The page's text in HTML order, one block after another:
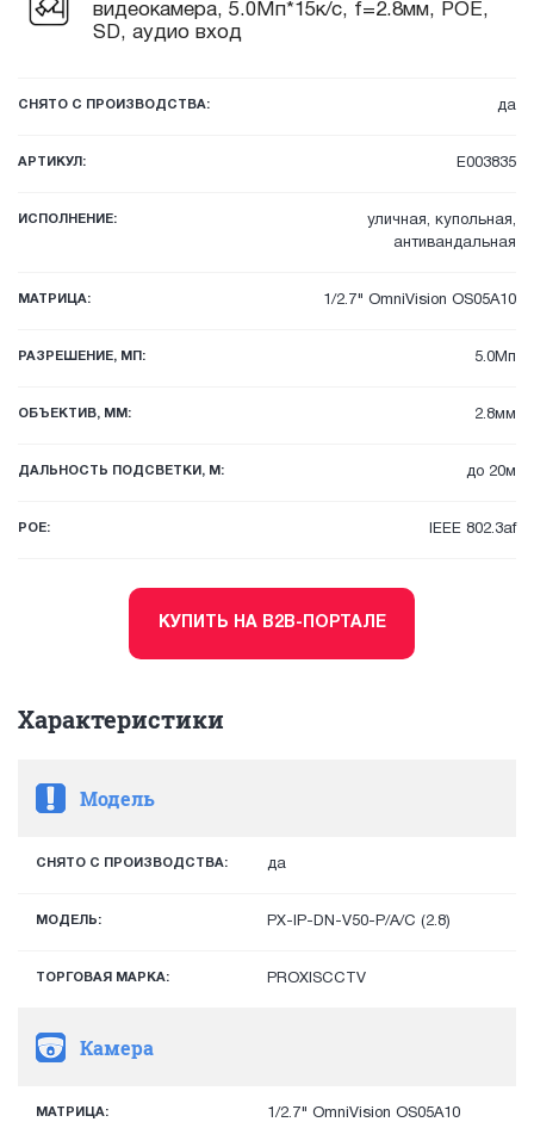
видеокамера, 5.0Мп*15к/с, f=2.8мм, POE,
SD, аудио вход
СНЯТО С ПРОИЗВОДСТВА: да
АРТИКУЛ: E003835
ИСПОЛНЕНИЕ:
уличная, купольная,
антивандальная
МАТРИЦА: 1/2.7" OmniVision OS05A10
РАЗРЕШЕНИЕ, МП: 5.0Мп
ОБЪЕКТИВ, ММ: 2.8мм
ДАЛЬНОСТЬ ПОДСВЕТКИ, М: до 20м
POE: IEEE 802.3af
КУПИТЬ НА B2B-ПОРТАЛЕ
Характеристики
Модель
СНЯТО С ПРОИЗВОДСТВА: да
МОДЕЛЬ: PX-IP-DN-V50-P/A/C (2.8)
ТОРГОВАЯ МАРКА: PROXISCCTV
Камера
МАТРИЦА: 1/2.7" OmniVision OS05A10